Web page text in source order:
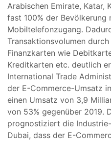
Arabischen Emirate, Katar,
fast 100% der Bevölkerung
Mobiltelefonzugang.
Transaktionsvolumen
Finanzkarten wie
Kreditkarten etc. deutlich
International Trade
der E-Commerce-Umsatz
einen Umsatz von 3,9
von 53% gegenüber 2019.
prognostiziert die
Dubai, dass der E-